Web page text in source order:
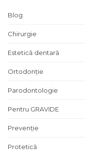
Blog
Chirurgie
Estetică dentară
Ortodonție
Parodontologie
Pentru GRAVIDE
Prevenție
Protetică